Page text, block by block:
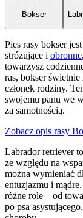
Bokser
Pies rasy bokser
stróżujące i obronne
towarzysz
ras, bokser
członek rodziny.
swojemu panu we
za samotnością.
Zobacz opis rasy
Labrador retriever
ze względu na
można wymieniać
entuzjazmu i
różne role – od
po psa